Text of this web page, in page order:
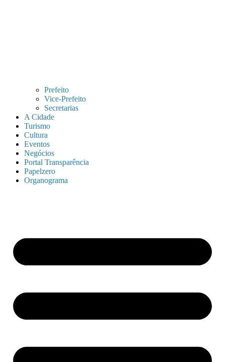
Prefeito
Vice-Prefeito
Secretarias
A Cidade
Turismo
Cultura
Eventos
Negócios
Portal Transparência
Papelzero
Organograma